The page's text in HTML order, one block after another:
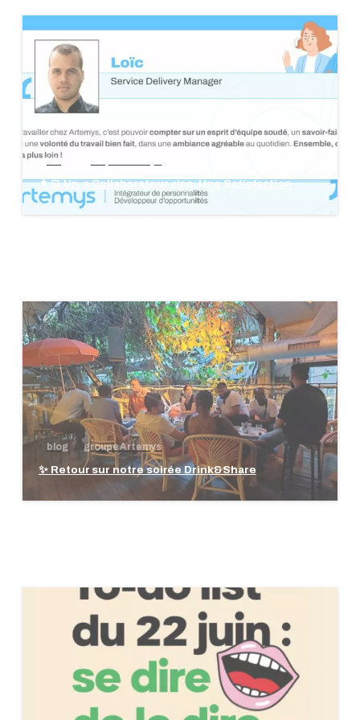
blog
👩‍💻 Un·e Collaborateur·rice, Une Satisfaction
blog groupe Artemys
✨ Retour sur notre soirée Drink&Share